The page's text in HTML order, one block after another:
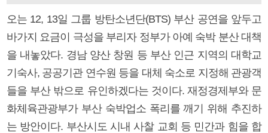
오는 12, 13일 그룹 방탄소년단(BTS) 부산 공연을 앞두고
바가지 요금이 극성을 부리자 정부가 아예 숙박 분산 대책
을 내놓았다. 경남 양산 창원 등 부산 인근 지역의 대학교
기숙사, 공공기관 연수원 등을 대체 숙소로 지정해 관광객
들을 부산 밖으로 유인하겠다는 것이다. 재정경제부와 문
화체육관광부가 부산 숙박업소 폭리를 깨기 위해 추진하
는 방안이다. 부산시도 시내 사찰 교회 등 민간과 힘을 합